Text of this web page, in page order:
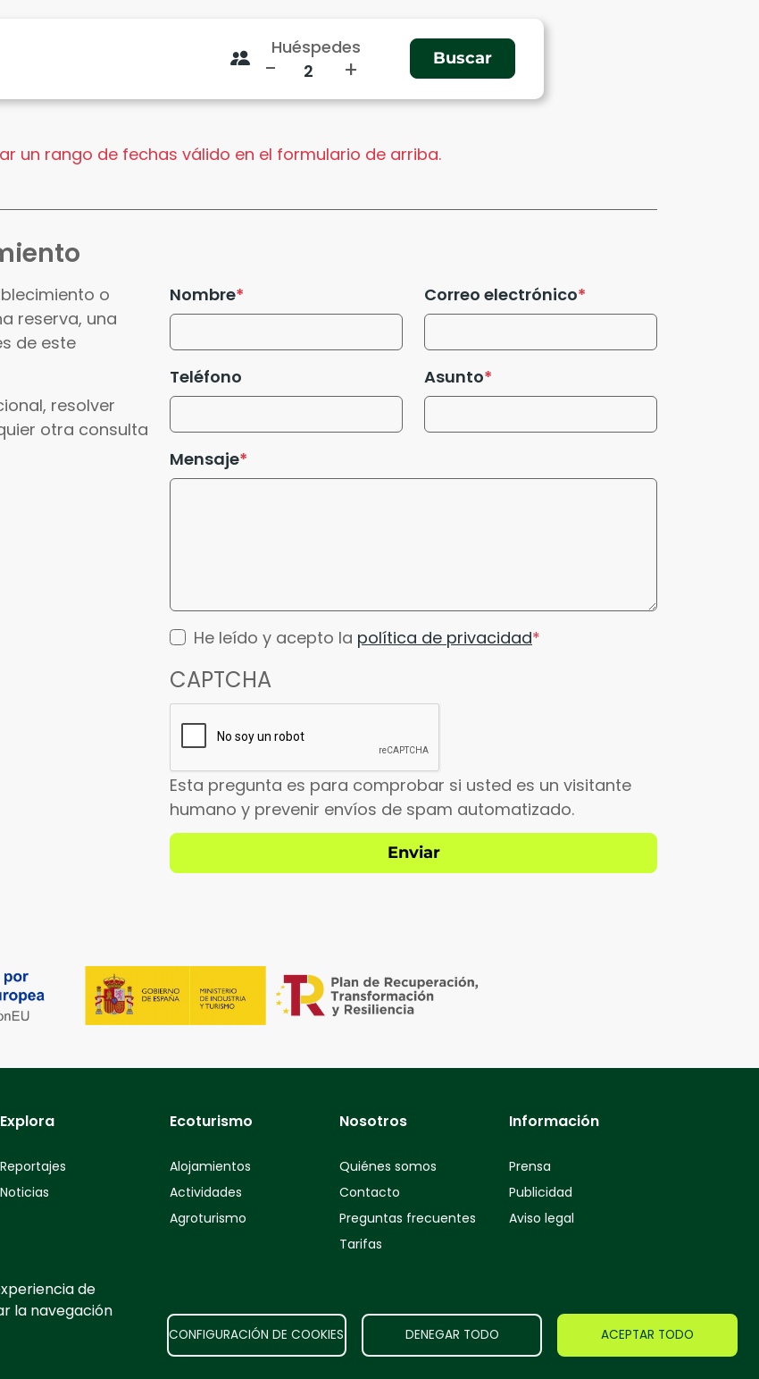
Huéspedes
- +
un rango de fechas válido en el formulario de arriba.
o
reserva, una
de este
resolver
otra consulta
Nombre Correo electrónico
Teléfono Asunto
Mensaje
He leído y acepto la política de privacidad
CAPTCHA
Esta pregunta es para comprobar si usted es un visitante
humano y prevenir envíos de spam automatizado.
de
la navegación
CONFIGURACIÓN DE COOKIES DENEGAR TODO ACEPTAR TODO
Explora
Reportajes
Noticias
Ecoturismo
Alojamientos
Actividades
Agroturismo
Nosotros
Quiénes somos
Contacto
Preguntas frecuentes
Tarifas
Información
Prensa
Publicidad
Aviso legal